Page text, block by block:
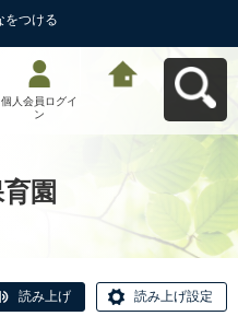
をつける
個人会員ログイ
ン
園
読み上げ 読み上げ設定